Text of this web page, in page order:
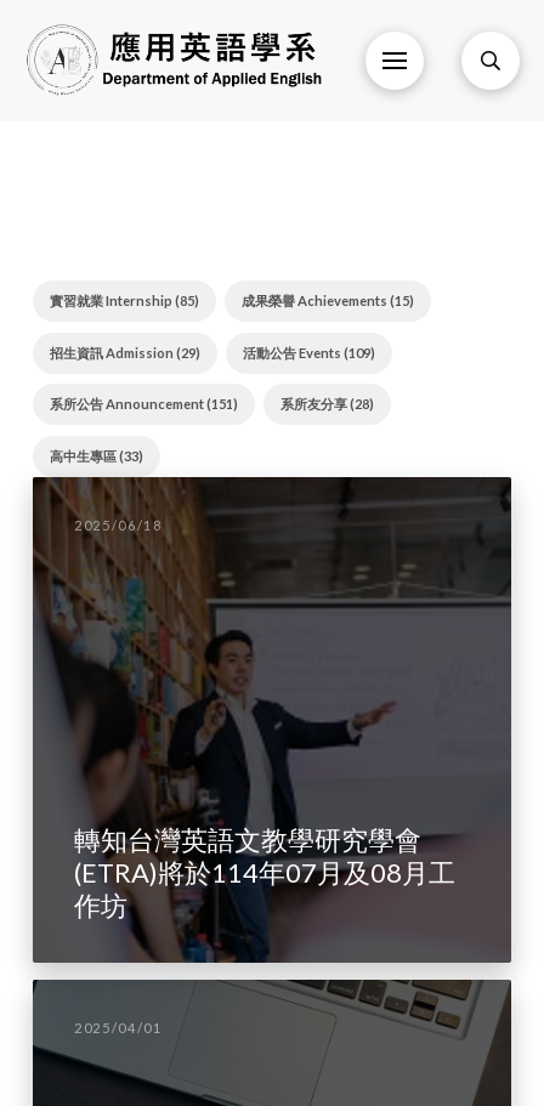
實習就業 Internship (85) 成果榮譽 Achievements (15)
招生資訊 Admission (29) 活動公告 Events (109)
系所公告 Announcement (151) 系所友分享 (28)
高中生專區 (33)
2025/06/18
轉知台灣英語文教學研究學會
(ETRA)將於114年07月及08月工
作坊
2025/04/01